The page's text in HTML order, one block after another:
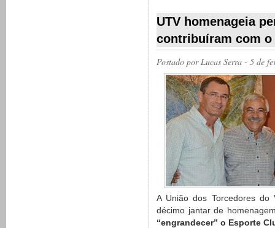
UTV homenageia
contribuíram com o
Postado porLucas Serra - 5 de
A União dos Torcedores
décimo jantar de
“engrandecer” o Esporte